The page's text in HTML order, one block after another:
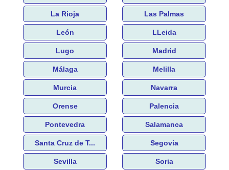
La Rioja Las Palmas
León LLeida
Lugo Madrid
Málaga Melilla
Murcia Navarra
Orense Palencia
Pontevedra Salamanca
Santa Cruz de T... Segovia
Sevilla Soria